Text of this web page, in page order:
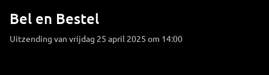
Bel en Bestel
Uitzending van vrijdag 25 april 2025 om 14:00